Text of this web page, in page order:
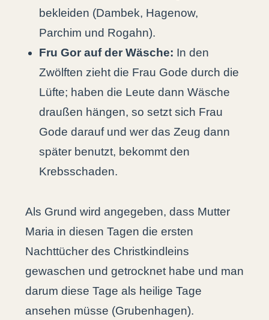
bekleiden (Dambek, Hagenow,
Parchim und Rogahn).
Fru Gor auf der Wäsche: In den
Zwölften zieht die Frau Gode durch die
Lüfte; haben die Leute dann Wäsche
draußen hängen, so setzt sich Frau
Gode darauf und wer das Zeug dann
später benutzt, bekommt den
Krebsschaden.
Als Grund wird angegeben, dass Mutter
Maria in diesen Tagen die ersten
Nachttücher des Christkindleins
gewaschen und getrocknet habe und man
darum diese Tage als heilige Tage
ansehen müsse (Grubenhagen).